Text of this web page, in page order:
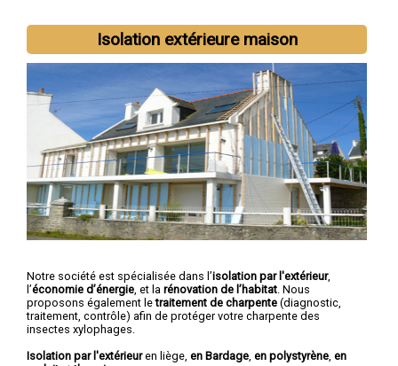
Isolation extérieure maison
Notre société est spécialisée dans l’isolation par l'extérieur,
l’économie d’énergie, et la rénovation de l’habitat. Nous
proposons également letraitement de charpente (diagnostic,
traitement, contrôle) afin de protéger votre charpente des
insectes xylophages.
Isolation par l'extérieuren liège, en Bardage, en polystyrène, en